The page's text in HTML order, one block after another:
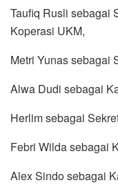
Taufiq Rusli sebagai
Koperasi UKM,
Metri Yunas sebagai
Alwa Dudi sebagai
Herlim sebagai
Febri Wilda sebagai
Alex Sindo sebagai